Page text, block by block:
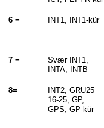
6 = INT1, INT1-kür
7 =
Svær INT1,
INTA, INTB
8=
INT2, GRU25
16-25, GP,
GPS, GP-kür